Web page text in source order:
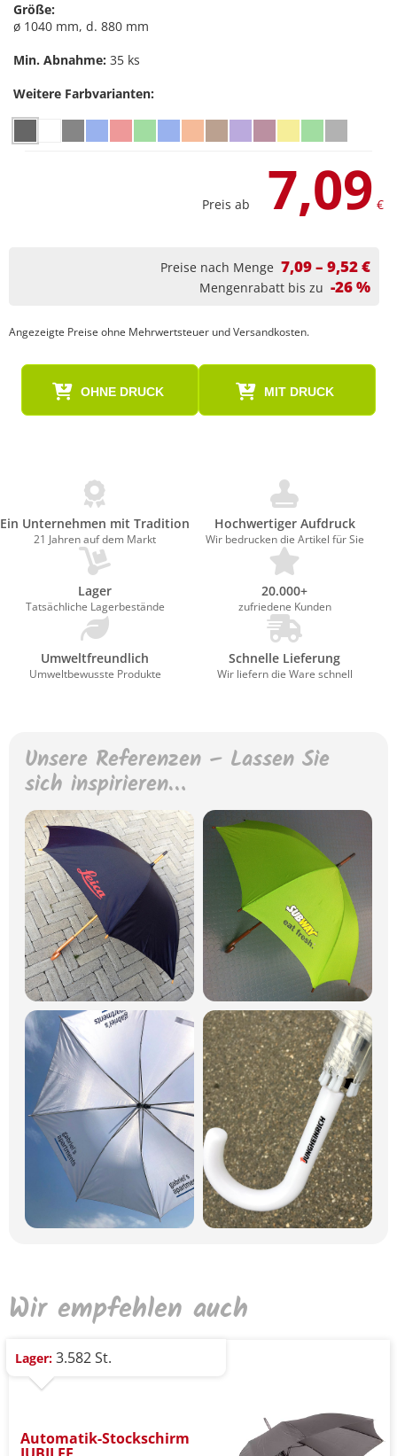
Größe:
ø 1040 mm, d. 880 mm
Min. Abnahme: 35 ks
Weitere Farbvarianten:
Preis ab 7,09 €
Preise nach Menge 7,09 – 9,52 €
Mengenrabatt bis zu -26 %
Angezeigte Preise ohne Mehrwertsteuer und Versandkosten.
OHNE DRUCK MIT DRUCK
Ein Unternehmen mit Tradition
21 Jahren auf dem Markt
Hochwertiger Aufdruck
Wir bedrucken die Artikel für Sie
Lager
Tatsächliche Lagerbestände
20.000+
zufriedene Kunden
Umweltfreundlich
Umweltbewusste Produkte
Schnelle Lieferung
Wir liefern die Ware schnell
Unsere Referenzen – Lassen Sie
sich inspirieren…
Wir empfehlen auch
Lager: 3.582 St.
Automatik-Stockschirm